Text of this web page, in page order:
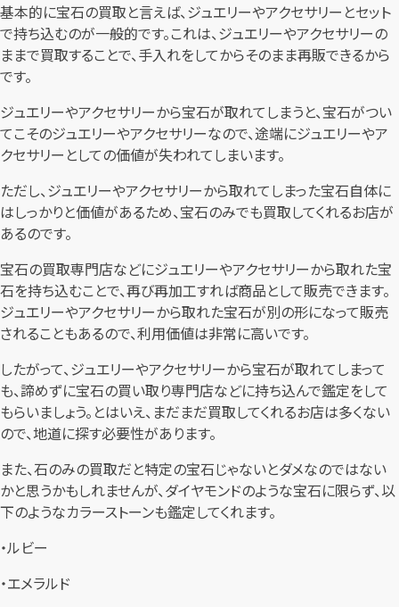
基本的に宝石の買取と言えば、ジュエリーやアクセサリーとセット
で持ち込むのが一般的です。これは、ジュエリーやアクセサリーの
ままで買取することで、手入れをしてからそのまま再販できるから
です。
ジュエリーやアクセサリーから宝石が取れてしまうと、宝石がつい
てこそのジュエリーやアクセサリーなので、途端にジュエリーやア
クセサリーとしての価値が失われてしまいます。
ただし、ジュエリーやアクセサリーから取れてしまった宝石自体に
はしっかりと価値があるため、宝石のみでも買取してくれるお店が
あるのです。
宝石の買取専門店などにジュエリーやアクセサリーから取れた宝
石を持ち込むことで、再び再加工すれば商品として販売できます。
ジュエリーやアクセサリーから取れた宝石が別の形になって販売
されることもあるので、利用価値は非常に高いです。
したがって、ジュエリーやアクセサリーから宝石が取れてしまって
も、諦めずに宝石の買い取り専門店などに持ち込んで鑑定をして
もらいましょう。とはいえ、まだまだ買取してくれるお店は多くない
ので、地道に探す必要性があります。
また、石のみの買取だと特定の宝石じゃないとダメなのではない
かと思うかもしれませんが、ダイヤモンドのような宝石に限らず、以
下のようなカラーストーンも鑑定してくれます。
・ルビー
・エメラルド